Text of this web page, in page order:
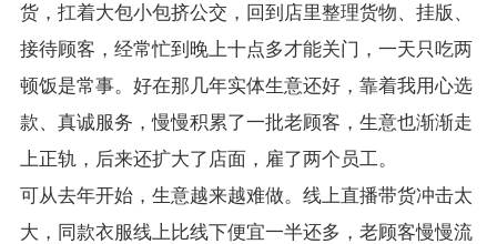
货，扛着大包小包挤公交，回到店里整理货物、挂版、
接待顾客，经常忙到晚上十点多才能关门，一天只吃两
顿饭是常事。好在那几年实体生意还好，靠着我用心选
款、真诚服务，慢慢积累了一批老顾客，生意也渐渐走
上正轨，后来还扩大了店面，雇了两个员工。
可从去年开始，生意越来越难做。线上直播带货冲击太
大，同款衣服线上比线下便宜一半还多，老顾客慢慢流